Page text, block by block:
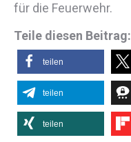
für die Feuerwehr.
Teile diesen Beitrag:
teilen
teilen
teilen